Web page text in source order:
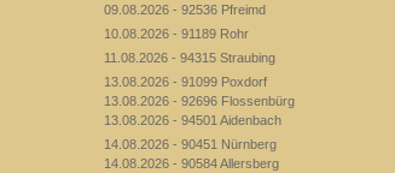
09.08.2026 - 92536 Pfreimd
10.08.2026 - 91189 Rohr
11.08.2026 - 94315 Straubing
13.08.2026 - 91099 Poxdorf
13.08.2026 - 92696 Flossenbürg
13.08.2026 - 94501 Aidenbach
14.08.2026 - 90451 Nürnberg
14.08.2026 - 90584 Allersberg